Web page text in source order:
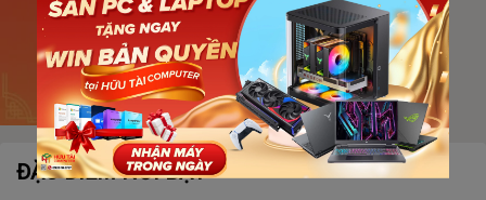
ĐẶC ĐIỂM NỔI BẬT